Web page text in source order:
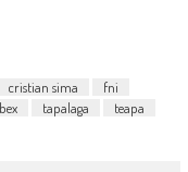
cristian sima
fni
tapalaga
teapa